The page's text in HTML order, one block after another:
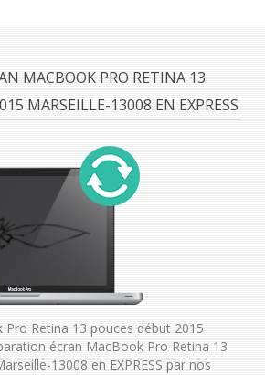
MACBOOK PRO RETINA 13
MARSEILLE-13008 EN EXPRESS
Retina 13 pouces début 2015
écran MacBook Pro Retina 13
13008 en EXPRESS par nos